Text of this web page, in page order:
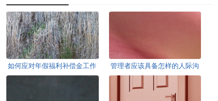
如何应对年假福利补偿金工作
管理者应该具备怎样的人际沟